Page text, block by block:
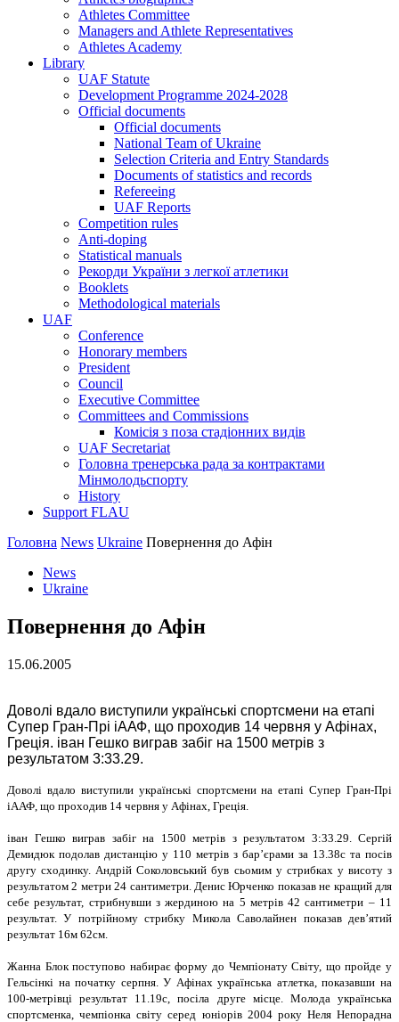
Athletes Committee
Managers and Athlete Representatives
Athletes Academy
Library
UAF Statute
Development Programme 2024-2028
Official documents
Official documents
National Team of Ukraine
Selection Criteria and Entry Standards
Documents of statistics and records
Refereeing
UAF Reports
Competition rules
Anti-doping
Statistical manuals
Рекорди України з легкої атлетики
Booklets
Methodological materials
UAF
Conference
Honorary members
President
Council
Executive Committee
Committees and Commissions
Комісія з поза стадіонних видів
UAF Secretariat
Головна тренерська рада за контрактами
Мінмолодьспорту
History
Support FLAU
Головна News Ukraine Повернення до Афiн
News
Ukraine
Повернення до Афiн
15.06.2005
Доволi вдало виступили українськi спортсмени на етапi
Супер Гран-Прi iААФ, що проходив 14 червня у Афiнах,
Грецiя. iван Гешко виграв забiг на 1500 метрiв з
результатом 3:33.29.
Доволi вдало виступили українськi спортсмени на етапi Супер Гран-Прi
iААФ, що проходив 14 червня у Афiнах, Грецiя.
iван Гешко виграв забiг на 1500 метрiв з результатом 3:33.29. Сергiй
Демидюк подолав дистанцiю у 110 метрiв з бар’єрами за 13.38с та посiв
другу сходинку. Андрiй Соколовський був сьомим у стрибках у висоту з
результатом 2 метри 24 сантиметри. Денис Юрченко показав не кращий для
себе результат, стрибнувши з жердиною на 5 метрiв 42 сантиметри – 11
результат. У потрiйному стрибку Микола Саволайнен показав дев’ятий
результат 16м 62см.
Жанна Блок поступово набирає форму до Чемпiонату Свiту, що пройде у
Гельсiнкi на початку серпня. У Афiнах українська атлетка, показавши на
100-метрiвцi результат 11.19с, посiла друге мiсце. Молода українська
спортсменка, чемпiонка свiту серед юнiорiв 2004 року Неля Непорадна